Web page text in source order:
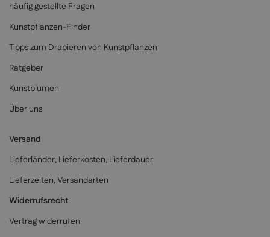
häufig gestellte Fragen
Kunstpflanzen-Finder
Tipps zum Drapieren von Kunstpflanzen
Ratgeber
Kunstblumen
Über uns
Versand
Lieferländer, Lieferkosten, Lieferdauer
Lieferzeiten, Versandarten
Widerrufsrecht
Vertrag widerrufen